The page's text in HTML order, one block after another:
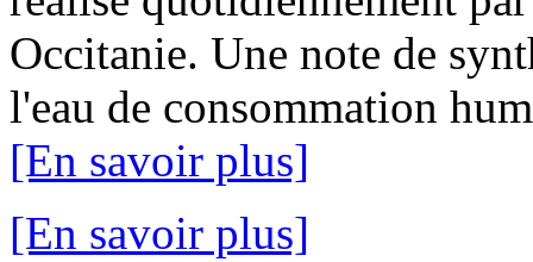
Occitanie. Une note de
l'eau de consommation
[En savoir plus]
[En savoir plus]